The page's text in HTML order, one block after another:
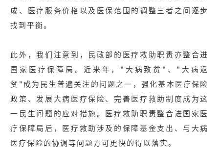
成、医疗服务价格以及医保范围的调整三者之间逐步
找到平衡。
此外，我们注意到，民政部的医疗救助职责亦整合进
国家医疗保障局。近来年，"大病致贫"、"大病返
贫"成为民生普遍关注的问题之一，强化基本医疗保险
政策、发展大病医疗保险、完善医疗救助制度成为这
一民生问题的应对措施。医疗救助职责整合进国家医
疗保障局后，医疗救助涉及的保障基金支出、与大病
医疗保险的协调等问题方可更快的得以落实。